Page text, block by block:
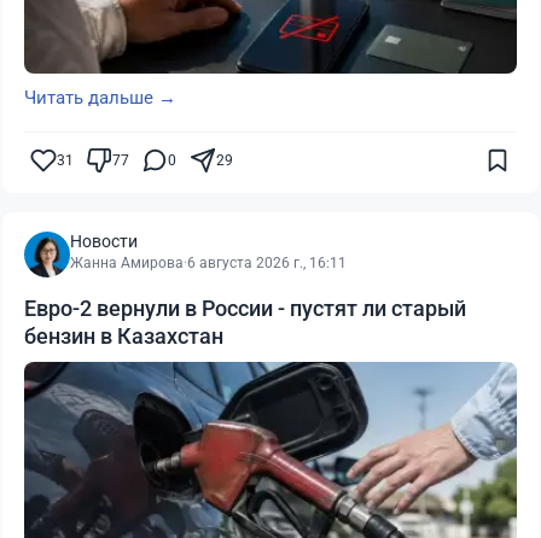
Читать дальше →
31 77 0 29
Новости
Жанна Амирова·6 августа 2026 г., 16:11
Евро-2 вернули в России - пустят ли старый
бензин в Казахстан